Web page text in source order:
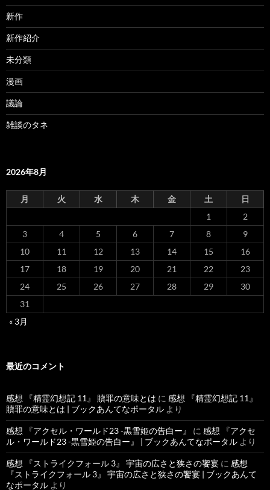
新作
新作紹介
未分類
漫画
議論
雑談のタネ
2026年8月
月 火 水 木 金 土
日
1
2
3
4 5 6 7 8
9
10
11 12 13 14 15
16
17
18 19 20 21 22
23
24
25 26 27 28 29
30
31
« 3月
最近のコメント
感想 『精霊幻想記 11』 贖罪の意味とは に 感想 『精霊幻想記 11』
贖罪の意味とは | ブックあんてなポータル より
感想 『アクセル・ワールド23 -黒雪姫の告白ー』 に 感想 『アクセ
ル・ワールド23 -黒雪姫の告白ー』 | ブックあんてなポータル より
感想 『ストライクフォール 3』 宇宙の広さと狭さの饗宴 に 感想
『ストライクフォール 3』 宇宙の広さと狭さの饗宴 | ブックあんて
なポータル より